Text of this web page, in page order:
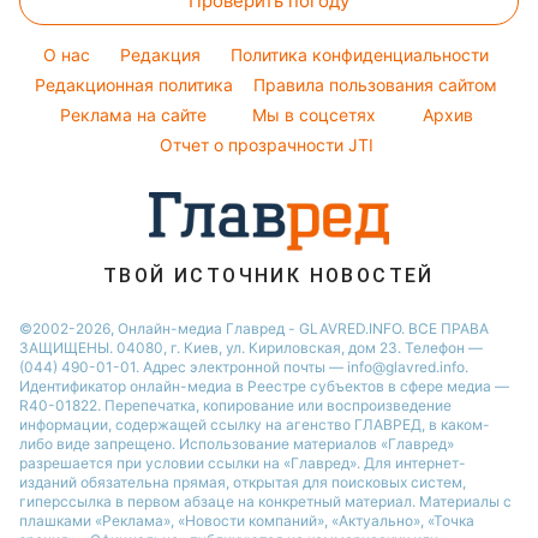
Настя Каменских
Праздничное меню
Курс валют
Магнитные бури
Погода на сегодня
Погода на завтра
Пылевая буря
O нас Редакция
Политика конфиденциальности
Редакционная политика
Правила пользования сайтом
Реклама на сайте
Мы в соцсетях
Архив
Отчет о прозрачности JTI
ТВОЙ ИСТОЧНИК НОВОСТЕЙ
©2002-2026, Онлайн-медиа Главред - GLAVRED.INFO. ВСЕ ПРАВА
ЗАЩИЩЕНЫ. 04080, г. Киев, ул. Кириловская, дом 23. Телефон —
(044) 490-01-01. Адрес электронной почты — info@glavred.info.
Идентификатор онлайн-медиа в Реестре cубъектов в сфере медиа —
R40-01822. Перепечатка, копирование или воспроизведение
информации, содержащей ссылку на агенство ГЛАВРЕД, в каком-
либо виде запрещено. Использование материалов «Главред»
разрешается при условии ссылки на «Главред». Для интернет-
изданий обязательна прямая, открытая для поисковых систем,
гиперссылка в первом абзаце на конкретный материал. Материалы с
плашками «Реклама», «Новости компаний», «Актуально», «Точка